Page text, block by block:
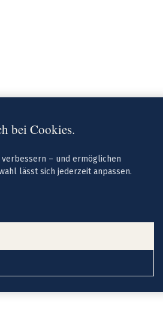
bei Cookies.
– und ermöglichen
lässt sich jederzeit anpassen.